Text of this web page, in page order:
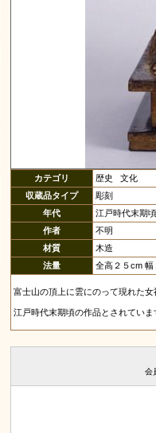
カテゴリ
歴史 文化
収蔵品タイプ
彫刻
年代
江戸時代末期
作者
不明
材質
木造
法量
全高２５cm 幅
富士山の頂上に雲にのって現れた
江戸時代末期頃の作品とされてい
会